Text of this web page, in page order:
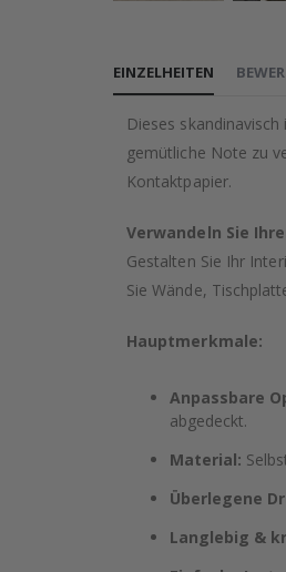
der
Bildgalerie
springen
EINZELHEITEN
Dieses
gemütliche Note zu
Kontaktpapier.
Verwandeln Sie
Gestalten Sie Ihr
Sie Wände,
Hauptmerkmale:
Anpassbare
abgedeckt.
Material:
Überlegene
Langlebig &